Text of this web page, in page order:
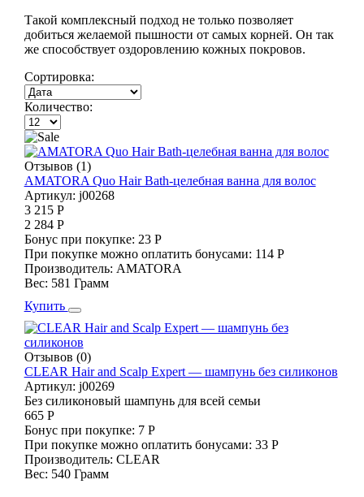
Такой комплексный подход не только позволяет
добиться желаемой пышности от самых корней. Он так
же способствует оздоровлению кожных покровов.
Сортировка:
Количество:
Отзывов (1)
AMATORA Quo Hair Bath-целебная ванна для волос
Артикул: j00268
3 215 Р
2 284 Р
Бонус при покупке: 23 Р
При покупке можно оплатить бонусами: 114 Р
Производитель: AMATORA
Вес: 581 Грамм
Купить
Отзывов (0)
CLEAR Hair and Scalp Expert — шампунь без силиконов
Артикул: j00269
Без силиконовый шампунь для всей семьи
665 Р
Бонус при покупке: 7 Р
При покупке можно оплатить бонусами: 33 Р
Производитель: CLEAR
Вес: 540 Грамм